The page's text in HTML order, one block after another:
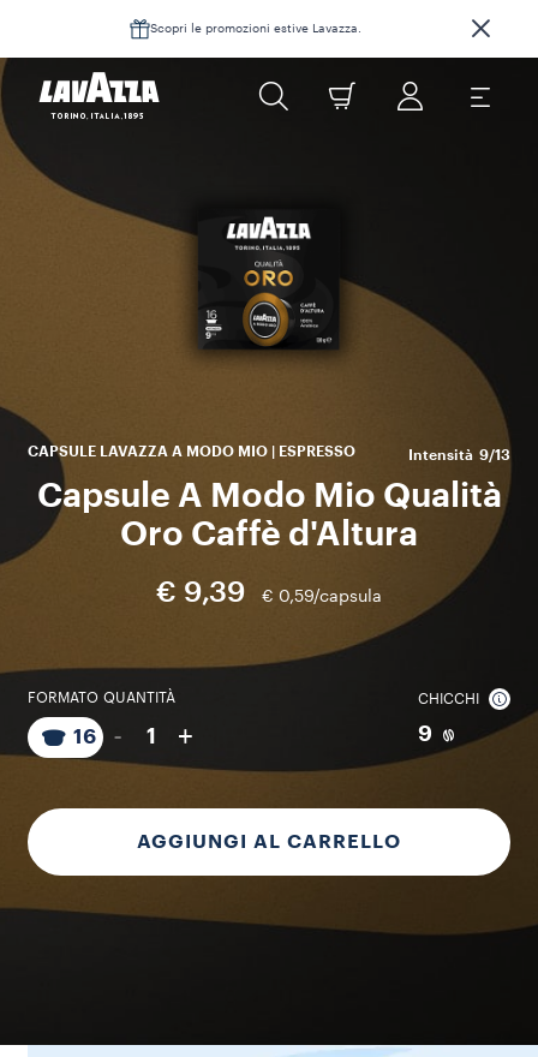
Scopri le promozioni estive Lavazza.
CAPSULE LAVAZZA A MODO MIO | ESPRESSO Intensità 9/13
Capsule A Modo Mio Qualità
Oro Caffè d'Altura
€ 9,39 € 0,59/capsula
FORMATO
16
QUANTITÀ
- 1 +
CHICCHI
9
AGGIUNGI AL CARRELLO